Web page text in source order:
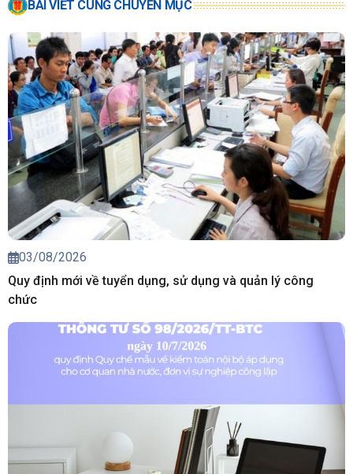
BÀI VIẾT CÙNG CHUYÊN MỤC
03/08/2026
Quy định mới về tuyển dụng, sử dụng và quản lý công
chức